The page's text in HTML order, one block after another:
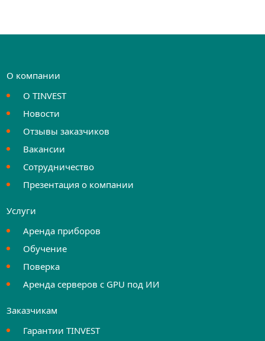
О компании
О TINVEST
Новости
Отзывы заказчиков
Вакансии
Сотрудничество
Презентация о компании
Услуги
Аренда приборов
Обучение
Поверка
Аренда серверов с GPU под ИИ
Заказчикам
Гарантии TINVEST